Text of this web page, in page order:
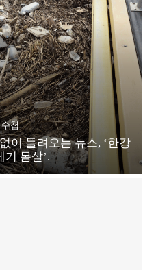
첩
이 들려오는 뉴스, ‘한강
기 몸살’.